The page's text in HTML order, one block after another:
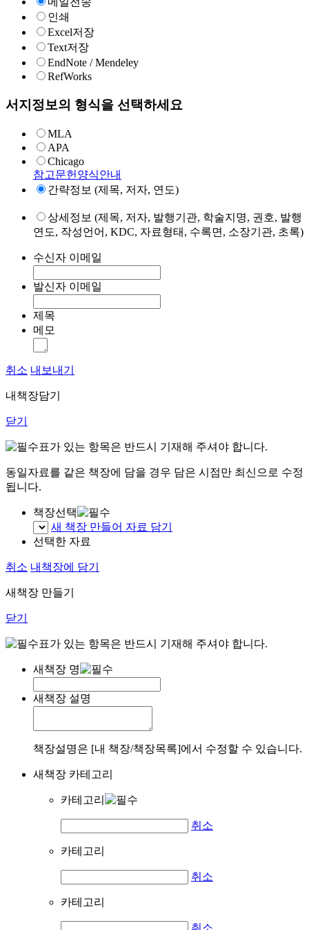
인쇄
Excel저장
Text저장
EndNote / Mendeley
RefWorks
서지정보의 형식을 선택하세요
MLA
APA
Chicago
참고문헌양식안내
간략정보 (제목, 저자, 연도)
상세정보 (제목, 저자, 발행기관, 학술지명, 권호, 발행
연도, 작성언어, KDC, 자료형태, 수록면, 소장기관, 초록)
수신자 이메일
발신자 이메일
제목
메모
취소 내보내기
내책장담기
닫기
표가 있는 항목은 반드시 기재해 주셔야 합니다.
동일자료를 같은 책장에 담을 경우 담은 시점만 최신으로 수정
됩니다.
책장선택
새 책장 만들어 자료 담기
선택한 자료
취소 내책장에 담기
새책장 만들기
닫기
표가 있는 항목은 반드시 기재해 주셔야 합니다.
새책장 명
새책장 설명
책장설명은 [내 책장/책장목록]에서 수정할 수 있습니다.
새책장 카테고리
카테고리
취소
카테고리
취소
카테고리